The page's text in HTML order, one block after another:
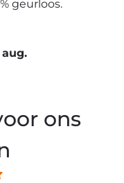
geurloos.
aug.
ons